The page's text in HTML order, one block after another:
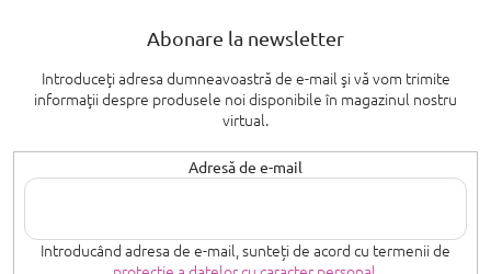
Abonare la newsletter
Introduceţi adresa dumneavoastră de e-mail şi vă vom trimite
informaţii despre produsele noi disponibile în magazinul nostru
virtual.
Adresă de e-mail
Introducând adresa de e-mail, sunteți de acord cu termenii de